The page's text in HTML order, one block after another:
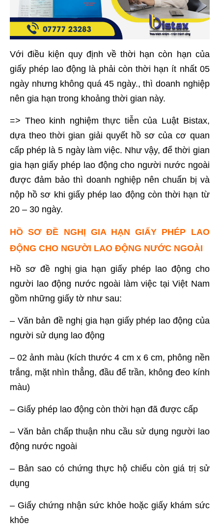
Với điều kiện quy định về thời hạn còn hạn của
giấy phép lao động là phải còn thời hạn ít nhất 05
ngày nhưng không quá 45 ngày., thì doanh nghiệp
nên gia hạn trong khoảng thời gian này.
=> Theo kinh nghiệm thực tiễn của Luật Bistax,
dựa theo thời gian giải quyết hồ sơ của cơ quan
cấp phép là 5 ngày làm việc. Như vậy, để thời gian
gia hạn giấy phép lao động cho người nước ngoài
được đảm bảo thì doanh nghiệp nên chuẩn bị và
nộp hồ sơ khi giấy phép lao động còn thời hạn từ
20 – 30 ngày.
HỒ SƠ ĐỀ NGHỊ GIA HẠN GIẤY PHÉP LAO
ĐỘNG CHO NGƯỜI LAO ĐỘNG NƯỚC NGOÀI
Hồ sơ đề nghị gia hạn giấy phép lao động cho
người lao động nước ngoài làm việc tại Việt Nam
gồm những giấy tờ như sau:
– Văn bản đề nghị gia hạn giấy phép lao động của
người sử dụng lao động
– 02 ảnh màu (kích thước 4 cm x 6 cm, phông nền
trắng, mặt nhìn thẳng, đầu để trần, không đeo kính
màu)
– Giấy phép lao động còn thời hạn đã được cấp
– Văn bản chấp thuận nhu cầu sử dụng người lao
động nước ngoài
– Bản sao có chứng thực hộ chiếu còn giá trị sử
dụng
– Giấy chứng nhận sức khỏe hoặc giấy khám sức
khỏe